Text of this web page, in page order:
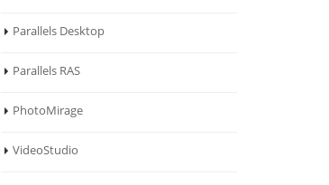
Parallels Desktop
Parallels RAS
PhotoMirage
VideoStudio